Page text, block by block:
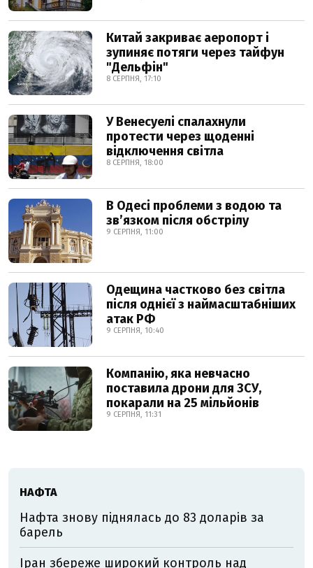
Китай закриває аеропорт і
зупиняє потяги через тайфун
"Дельфін"
8 СЕРПНЯ, 17:10
У Венесуелі спалахнули
протести через щоденні
відключення світла
8 СЕРПНЯ, 18:00
В Одесі проблеми з водою та
звʼязком після обстрілу
9 СЕРПНЯ, 11:00
Одещина частково без світла
після однієї з наймасштабніших
атак РФ
9 СЕРПНЯ, 10:40
Компанію, яка невчасно
поставила дрони для ЗСУ,
покарали на 25 мільйонів
9 СЕРПНЯ, 11:31
НАФТА
Нафта знову піднялась до 83 доларів за
барель
Іран збереже широкий контроль над